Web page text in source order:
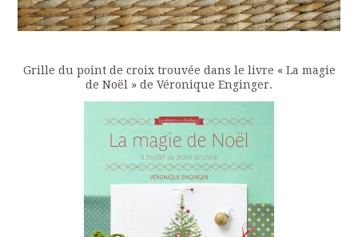
Grille du point de croix trouvée dans le livre « La magie
de Noël » de Véronique Enginger.